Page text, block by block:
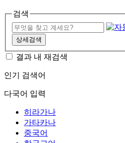
검색
상세검색
결과 내 재검색
인기 검색어
다국어 입력
히라가나
가타카나
중국어